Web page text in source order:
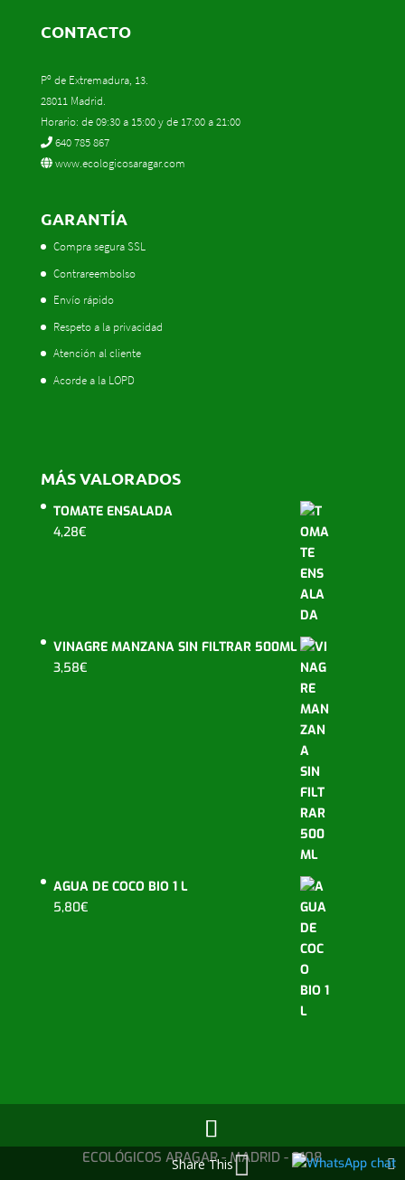
CONTACTO
Pº de Extremadura, 13.
28011 Madrid.
Horario: de 09:30 a 15:00 y de 17:00 a 21:00
640 785 867
www.ecologicosaragar.com
GARANTÍA
Compra segura SSL
Contrareembolso
Envío rápido
Respeto a la privacidad
Atención al cliente
Acorde a la LOPD
MÁS VALORADOS
TOMATE ENSALADA
4,28€
VINAGRE MANZANA SIN FILTRAR 500ML
3,58€
AGUA DE COCO BIO 1 L
5,80€
ECOLÓGICOS ARAGAR - MADRID - 2108
Share This